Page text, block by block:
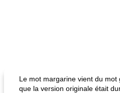
Le mot margarine vient du
que la version originale était